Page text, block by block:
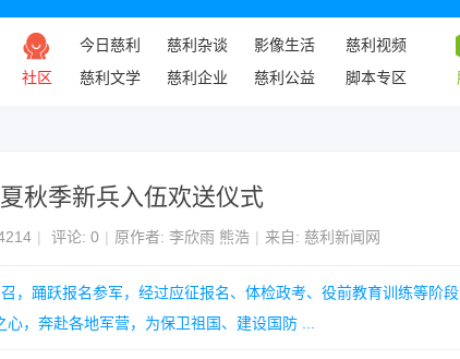
社区
今日慈利 慈利杂谈 影像生活
慈利视频
慈利文学
慈利企业 慈利公益 脚本专区
秋季新兵入伍欢送仪式
| 评论: 0 | 原作者: 李欣雨 熊浩 | 来自: 慈利新闻网
，踊跃报名参军，经过应征报名、体检政考、役前教育训练等阶段
，奔赴各地军营，为保卫祖国、建设国防 ...